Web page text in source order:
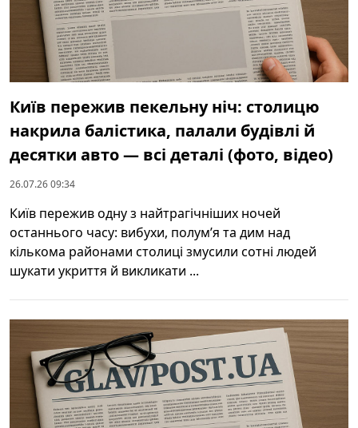
Київ пережив пекельну ніч: столицю
накрила балістика, палали будівлі й
десятки авто — всі деталі (фото, відео)
26.07.26 09:34
Київ пережив одну з найтрагічніших ночей
останнього часу: вибухи, полум’я та дим над
кількома районами столиці змусили сотні людей
шукати укриття й викликати ...